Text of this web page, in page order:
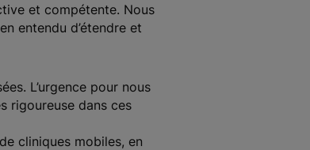
et compétente. Nous
entendu d’étendre et
L’urgence pour nous
rigoureuse dans ces
cliniques mobiles, en